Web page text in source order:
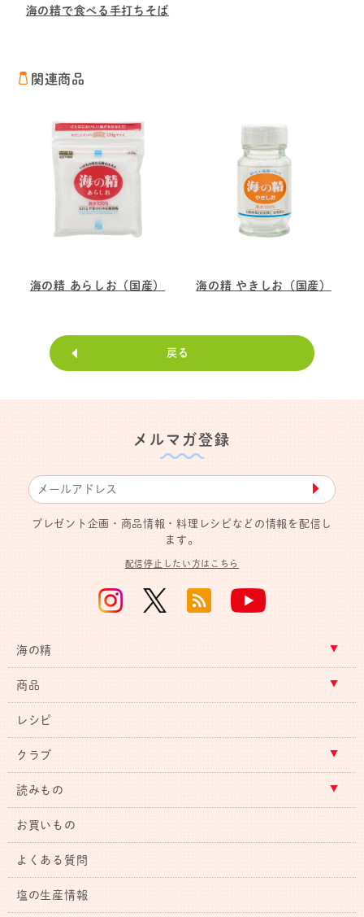
海の精で食べる手打ちそば
関連商品
海の精 あらしお（国産） 海の精 やきしお（国産）
戻る
メルマガ登録
▶︎
プレゼント企画・商品情報・料理レシピなどの情報を配信し
ます。
配信停止したい方はこちら
海の精
商品
レシピ
クラブ
読みもの
お買いもの
よくある質問
塩の生産情報